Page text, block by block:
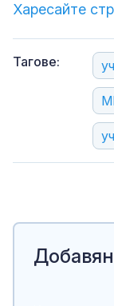
Харесайте
Тагове: